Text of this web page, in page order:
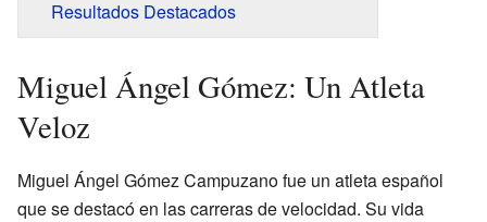
Resultados Destacados
Miguel Ángel Gómez: Un Atleta
Veloz
Miguel Ángel Gómez Campuzano fue un atleta español
que se destacó en las carreras de velocidad. Su vida